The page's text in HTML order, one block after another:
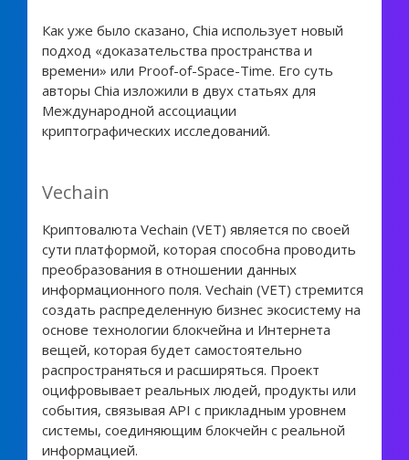
Как уже было сказано, Chia использует новый
подход «доказательства пространства и
времени» или Proof-of-Space-Time. Его суть
авторы Chia изложили в двух статьях для
Международной ассоциации
криптографических исследований.
Vechain
Криптовалюта Vechain (VET) является по своей
сути платформой, которая способна проводить
преобразования в отношении данных
информационного поля. Veсhain (VET) стремится
создать распределенную бизнес экосистему на
основе технологии блокчейна и Интернета
вещей, которая будет самостоятельно
распространяться и расширяться. Проект
оцифровывает реальных людей, продукты или
события, связывая API с прикладным уровнем
системы, соединяющим блокчейн с реальной
информацией.